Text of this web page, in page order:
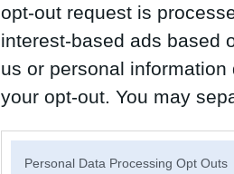
opt-out request is
interest-based ads based
us or personal
your opt-out. You may
Personal Data Processing Opt Outs